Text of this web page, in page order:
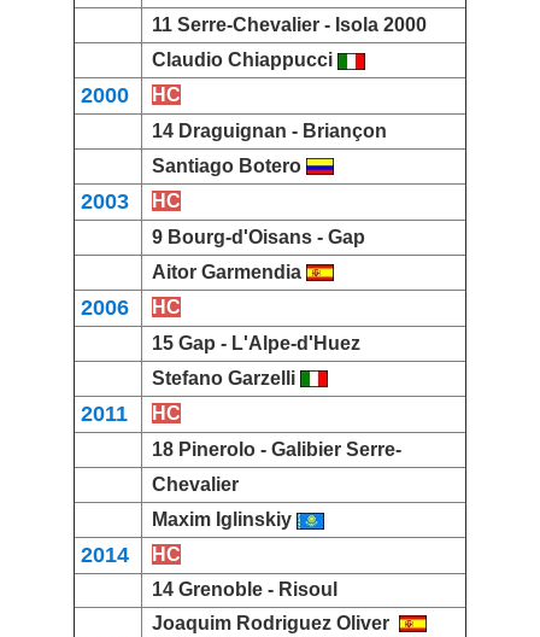
11 Serre-Chevalier - Isola 2000
Claudio Chiappucci
2000
HC
14 Draguignan - Briançon
Santiago Botero
2003
HC
9 Bourg-d'Oisans - Gap
Aitor Garmendia
2006
HC
15 Gap - L'Alpe-d'Huez
Stefano Garzelli
2011
HC
18 Pinerolo - Galibier Serre-
Chevalier
Maxim Iglinskiy
2014
HC
14 Grenoble - Risoul
Joaquim Rodriguez Oliver